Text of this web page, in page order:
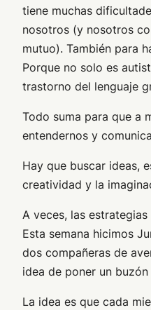
tiene muchas
nosotros (y nosotros
mutuo). También para
Porque no solo es
trastorno del lenguaje
Todo suma para que a
entendernos y
Hay que buscar ideas,
creatividad y la
A veces, las
Esta semana hicimos
dos compañeras de
idea de poner un
La idea es que cada